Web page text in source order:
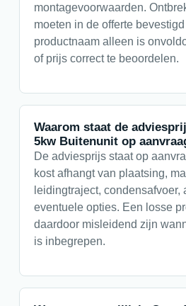
montagevoorwaarden.
moeten in de offerte
productnaam alleen is
of prijs correct te beoordelen.
Waarom staat de
5kw Buitenunit op
De adviesprijs staat op
kost afhangt van plaatsing,
leidingtraject, condensafvoer,
eventuele opties. Een losse
daardoor misleidend zijn
is inbegrepen.